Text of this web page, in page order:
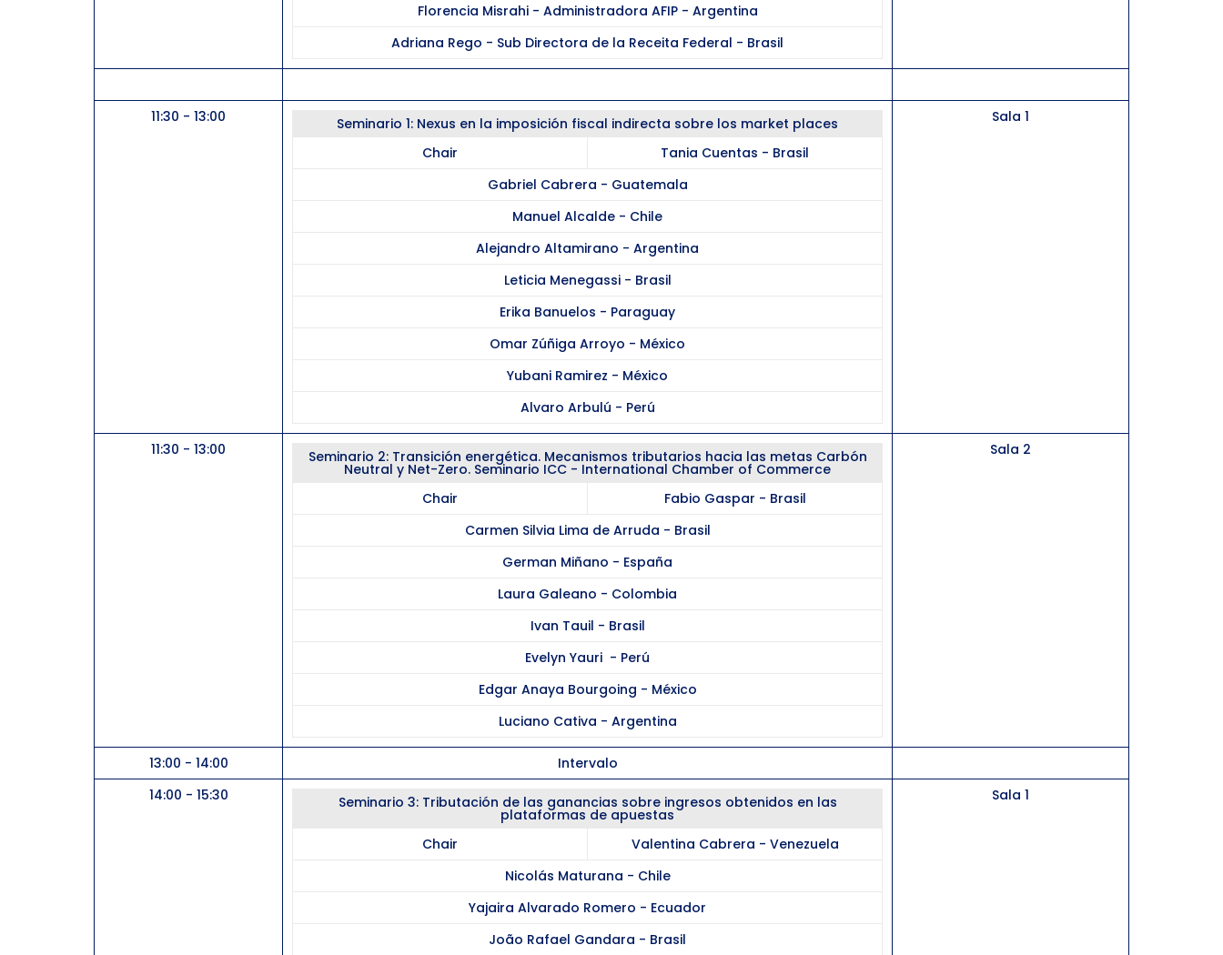
Florencia Misrahi - Administradora AFIP - Argentina
Adriana Rego - Sub Directora de la Receita Federal - Brasil
11:30 - 13:00
Seminario 1: Nexus en la imposición fiscal indirecta sobre los market places
Chair
Tania Cuentas - Brasil
Gabriel Cabrera - Guatemala
Manuel Alcalde - Chile
Alejandro Altamirano - Argentina
Leticia Menegassi - Brasil
Erika Banuelos - Paraguay
Omar Zúñiga Arroyo - México
Yubani Ramirez - México
Alvaro Arbulú - Perú
Sala 1
11:30 - 13:00 Seminario 2: Transición energética. Mecanismos tributarios hacia las metas Carbón
Neutral y Net-Zero. Seminario ICC - International Chamber of Commerce
Chair
Fabio Gaspar - Brasil
Carmen Silvia Lima de Arruda - Brasil
German Miñano - España
Laura Galeano - Colombia
Ivan Tauil - Brasil
Evelyn Yauri - Perú
Edgar Anaya Bourgoing - México
Luciano Cativa - Argentina
Sala 2
13:00 - 14:00
Intervalo
14:00 - 15:30
Seminario 3: Tributación de las ganancias sobre ingresos obtenidos en las
plataformas de apuestas
Chair
Valentina Cabrera - Venezuela
Nicolás Maturana - Chile
Yajaira Alvarado Romero - Ecuador
João Rafael Gandara - Brasil
Sala 1